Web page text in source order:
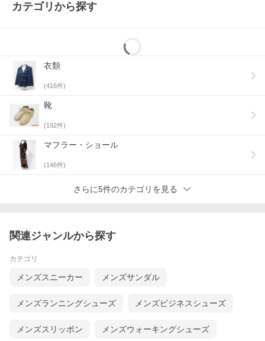
カテゴリから探す
衣類
(416件)
靴
(192件)
マフラー・ショール
(146件)
さらに5件のカテゴリを見る
関連ジャンルから探す
カテゴリ
メンズスニーカー メンズサンダル
メンズランニングシューズ メンズビジネスシューズ
メンズスリッポン メンズウォーキングシューズ